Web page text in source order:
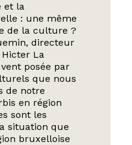
et la
: une même
de la culture ?
directeur
Hicter La
posée par
que nous
de notre
en région
sont les
situation que
bruxelloise